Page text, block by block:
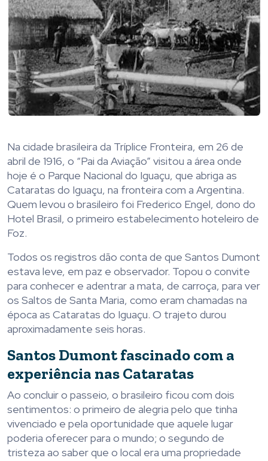
Na cidade brasileira da Tríplice Fronteira, em 26 de
abril de 1916, o “Pai da Aviação” visitou a área onde
hoje é o Parque Nacional do Iguaçu, que abriga as
Cataratas do Iguaçu, na fronteira com a Argentina.
Quem levou o brasileiro foi Frederico Engel, dono do
Hotel Brasil, o primeiro estabelecimento hoteleiro de
Foz.
Todos os registros dão conta de que Santos Dumont
estava leve, em paz e observador. Topou o convite
para conhecer e adentrar a mata, de carroça, para ver
os Saltos de Santa Maria, como eram chamadas na
época as Cataratas do Iguaçu. O trajeto durou
aproximadamente seis horas.
Santos Dumont fascinado com a
experiência nas Cataratas
Ao concluir o passeio, o brasileiro ficou com dois
sentimentos: o primeiro de alegria pelo que tinha
vivenciado e pela oportunidade que aquele lugar
poderia oferecer para o mundo; o segundo de
tristeza ao saber que o local era uma propriedade